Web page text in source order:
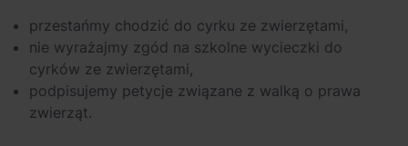
przestańmy chodzić do cyrku ze zwierzętami,
nie wyrażajmy zgód na szkolne wycieczki do
cyrków ze zwierzętami,
podpisujemy petycje związane z walką o prawa
zwierząt.